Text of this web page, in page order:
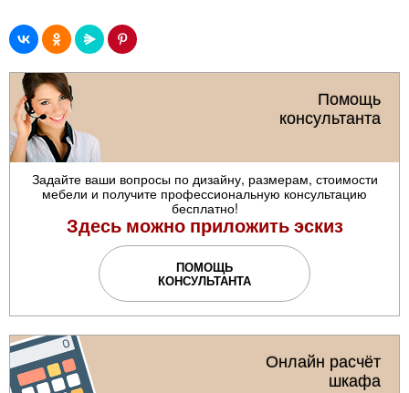
Помощь
консультанта
Задайте ваши вопросы по дизайну, размерам, стоимости
мебели и получите профессиональную консультацию
бесплатно!
Здесь можно приложить эскиз
ПОМОЩЬ
КОНСУЛЬТАНТА
Онлайн расчёт
шкафа